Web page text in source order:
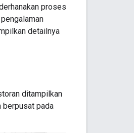
proses
detailnya
ditampilkan
berpusat pada